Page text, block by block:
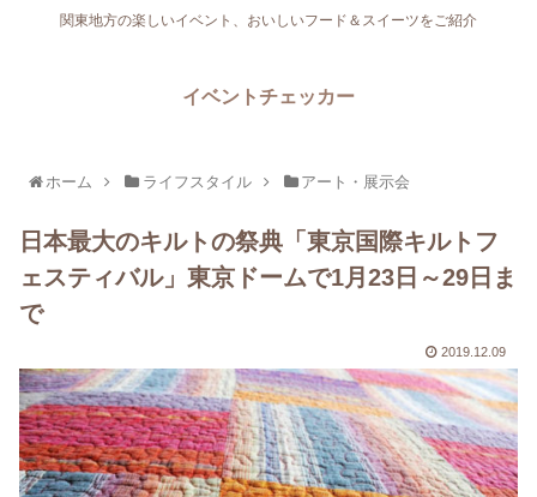
関東地方の楽しいイベント、おいしいフード＆スイーツをご紹介
イベントチェッカー
ホーム ライフスタイル アート・展示会
日本最大のキルトの祭典「東京国際キルトフ
ェスティバル」東京ドームで1月23日～29日ま
で
2019.12.09